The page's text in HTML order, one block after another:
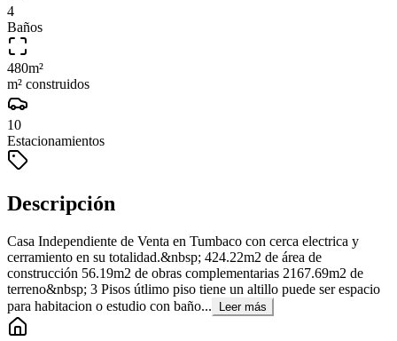
4
Baños
480m²
m² construidos
10
Estacionamientos
Descripción
Casa Independiente de Venta en Tumbaco con cerca electrica y
cerramiento en su totalidad.&nbsp; 424.22m2 de área de
construcción 56.19m2 de obras complementarias 2167.69m2 de
terreno&nbsp; 3 Pisos útlimo piso tiene un altillo puede ser espacio
para habitacion o estudio con baño...
Leer más